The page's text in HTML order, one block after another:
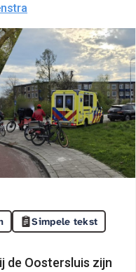
Simpele tekst
de Oostersluis zijn